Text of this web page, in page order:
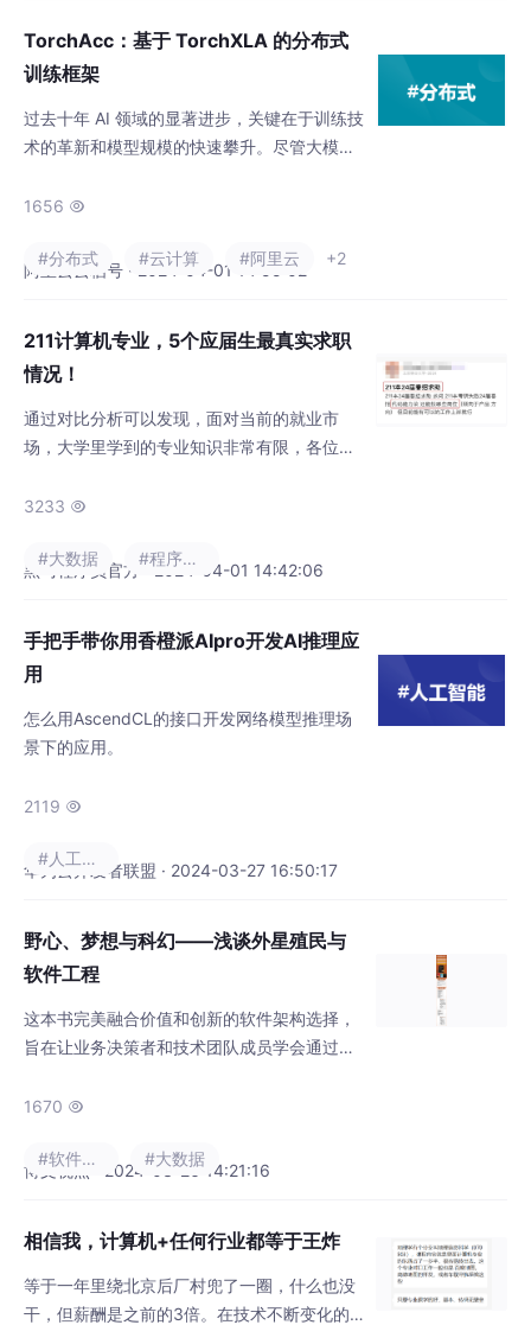
TorchAcc：基于 TorchXLA 的分布式
训练框架
过去十年 AI 领域的显著进步，关键在于训练技
术的革新和模型规模的快速攀升。尽管大模型
提出了极高的要求。唯有配备充足的计算资
其在有限时间内实现优质收敛。
1656 
阿里云云栖号 · 2024-04-01 14:55:02
#分布式 #云计算 #阿里云 +2
211计算机专业，5个应届生最真实求职
情况！
通过对比分析可以发现，面对当前的就业市
场，大学里学到的专业知识非常有限，各位朋
我们可以提升自己的航船技巧，乘风破浪，勇
业生，尤其是计算机相关专业，编程是一门强
况，我们的课程还配有十分完善的就业指导服
务，黑马一位大数据的学长说“可以肯定的说，
3233 
黑马程序员官方 · 2024-04-01 14:42:06
#大数据 #程序人生
手把手带你用香橙派AIpro开发AI推理应
用
怎么用AscendCL的接口开发网络模型推理场
景下的应用。
2119 
华为云开发者联盟 · 2024-03-27 16:50:17
#人工智能
野心、梦想与科幻——浅谈外星殖民与
软件工程
这本书完美融合价值和创新的软件架构选择，
旨在让业务决策者和技术团队成员学会通过协
并确定理想的架构制定方法，无论该方法是分
者之间的粗粒度服务。软件架构专家Vaughn V
从而聚焦于价值和创新，交付更具可演进性的
系统，并避免代
1670 
博文视点 · 2024-03-26 14:21:16
#软件工程 #大数据
相信我，计算机+任何行业都等于王炸
等于一年里绕北京后厂村兜了一圈，什么也没
干，但薪酬是之前的3倍。在技术不断变化的